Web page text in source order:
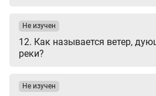
12. Как называется ветер,
реки?
Не изучен
Не изучен